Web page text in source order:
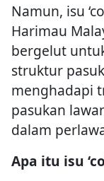
Namun, isu
Harimau
bergelut
struktur
menghadapi
pasukan
dalam
Apa itu isu